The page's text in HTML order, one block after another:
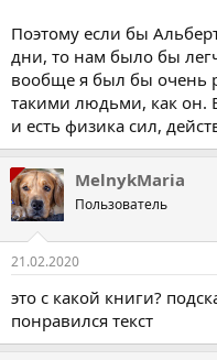
Поэтому если бы
дни, то нам было бы
вообще я был бы очень
такими людьми, как он.
и есть физика сил,
MelnykMaria
Пользователь
21.02.2020
это с какой книги?
понравился текст